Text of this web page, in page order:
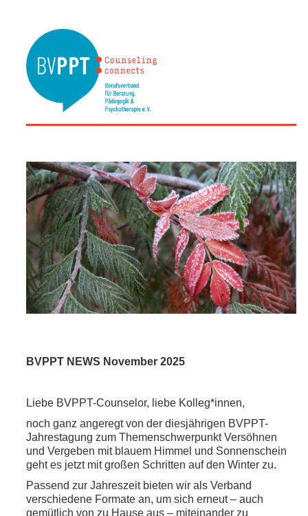
BVPPT NEWS November 2025
Liebe BVPPT-Counselor, liebe Kolleg*innen,
noch ganz angeregt von der diesjährigen BVPPT-
Jahrestagung zum Themenschwerpunkt Versöhnen
und Vergeben mit blauem Himmel und Sonnenschein
geht es jetzt mit großen Schritten auf den Winter zu.
Passend zur Jahreszeit bieten wir als Verband
verschiedene Formate an, um sich erneut – auch
gemütlich von zu Hause aus – miteinander zu